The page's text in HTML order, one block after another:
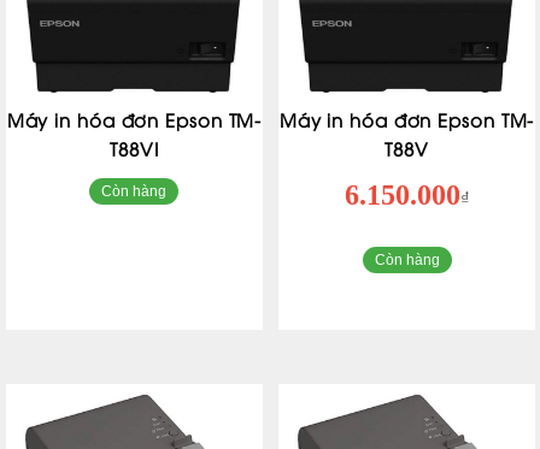
Máy in hóa đơn Epson TM-
T88VI
Còn hàng
Máy in hóa đơn Epson TM-
T88V
6.150.000₫
Còn hàng